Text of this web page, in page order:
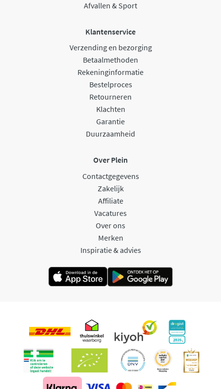
Afvallen & Sport
Klantenservice
Verzending en bezorging
Betaalmethoden
Rekeninginformatie
Bestelproces
Retourneren
Klachten
Garantie
Duurzaamheid
Over Plein
Contactgegevens
Zakelijk
Affiliate
Vacatures
Over ons
Merken
Inspiratie & advies